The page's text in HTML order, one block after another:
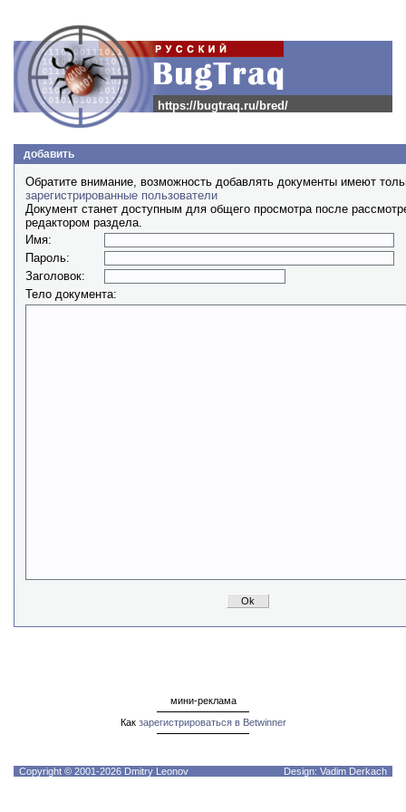
https://bugtraq.ru/bred/
добавить
Обратите внимание, возможность добавлять документы имеют
зарегистрированные пользователи
Документ станет доступным для общего просмотра после
редактором раздела.
Имя:
Пароль:
Заголовок:
Тело документа:
мини-реклама
Как зарегистрироваться в Betwinner
Copyright © 2001-2026 Dmitry Leonov Design: Vadim Derkach